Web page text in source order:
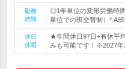
勤務
時間
◎1年単位の変形労働時
単位での班交替制）* A
休日
休暇
★年間休日97日+有休平
みも可能です！※2027年